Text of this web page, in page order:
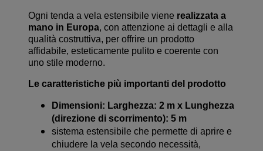
Ogni tenda a vela estensibile viene realizzata a
mano in Europa, con attenzione ai dettagli e alla
qualità costruttiva, per offrire un prodotto
affidabile, esteticamente pulito e coerente con
uno stile moderno.
Le caratteristiche più importanti del prodotto
Dimensioni: Larghezza: 2 m x Lunghezza
(direzione di scorrimento): 5 m
sistema estensibile che permette di aprire e
chiudere la vela secondo necessità,